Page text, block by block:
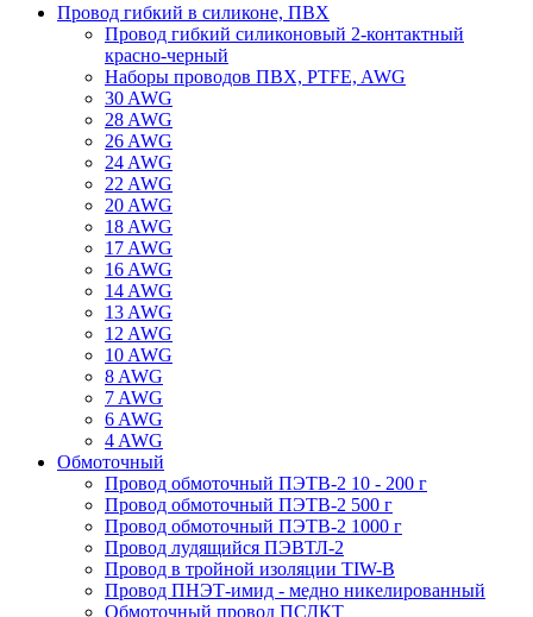
Провод гибкий в силиконе, ПВХ
Провод гибкий силиконовый 2-контактный
красно-черный
Наборы проводов ПВХ, PTFE, AWG
30 AWG
28 AWG
26 AWG
24 AWG
22 AWG
20 AWG
18 AWG
17 AWG
16 AWG
14 AWG
13 AWG
12 AWG
10 AWG
8 AWG
7 AWG
6 AWG
4 AWG
Обмоточный
Провод обмоточный ПЭТВ-2 10 - 200 г
Провод обмоточный ПЭТВ-2 500 г
Провод обмоточный ПЭТВ-2 1000 г
Провод лудящийся ПЭВТЛ-2
Провод в тройной изоляции TIW-B
Провод ПНЭТ-имид - медно никелированный
Обмоточный провод ПСДКТ